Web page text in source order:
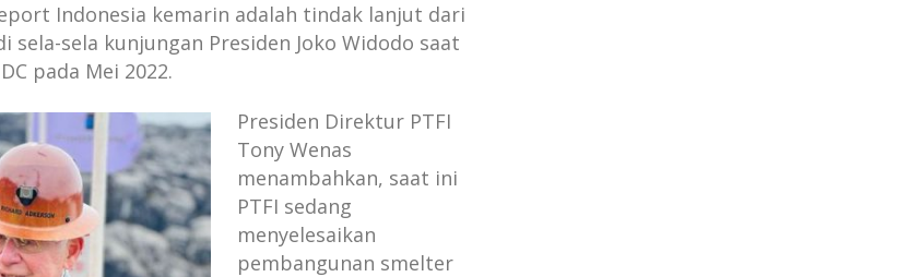
Indonesia kemarin adalah tindak lanjut dari
sela kunjungan Presiden Joko Widodo saat
pada Mei 2022.
Presiden Direktur PTFI
Tony Wenas
menambahkan, saat ini
PTFI sedang
menyelesaikan
pembangunan smelter